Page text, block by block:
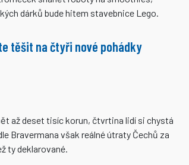
dárků bude hitem stavebnice Lego.
těšit na čtyři nové pohádky
až deset tisíc korun, čtvrtina lidí si chystá
Bravermana však reálné útraty Čechů za
ty deklarované.